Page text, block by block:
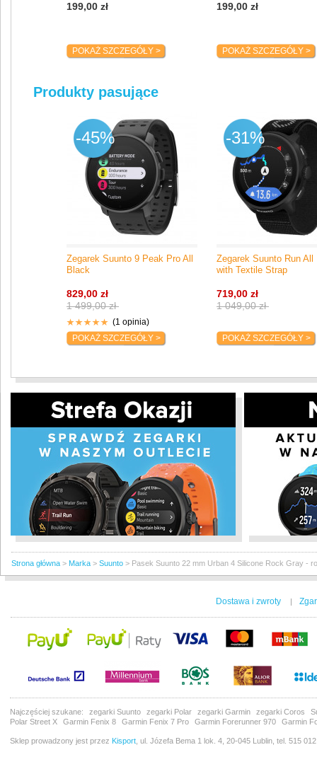
199,00 zł
POKAŻ SZCZEGÓŁY >
199,00 zł
POKAŻ SZCZEGÓŁY >
Produkty pasujące
Zegarek Suunto 9 Peak Pro All
Black
829,00 zł
1 499,00 zł
-45%
(1 opinia)
POKAŻ SZCZEGÓŁY >
Zegarek Suunto Run All
with Textile Strap
719,00 zł
1 049,00 zł
-31%
POKAŻ SZCZEGÓŁY >
Strona główna > Marka > Suunto > Pasek Suunto 22 mm Urban 4 Silicone Rock Gray -
Dostawa i zwroty |
Najczęściej szukane: zegarki Suunto zegarki Polar zegarki Garmin zegarki Coros
Polar Street X
Garmin Fenix 8 Garmin Fenix 7 Pro Garmin Forerunner 970 Garmin
Sklep prowadzony jest przez Kisport , ul. Józefa Bema 1 lok. 4, 20-045 Lublin, tel. 515